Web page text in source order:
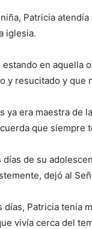
Patricia
iglesia.
estando en aquella
y resucitado y que
ya era maestra de
que siempre
días de su
dejó al
días, Patricia tenía
vivía cerca del